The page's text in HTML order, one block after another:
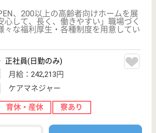
地で通勤も便利、臨床経験
職場環境を提供
勤のみ)
ジャー
休
寮あり
WEB問合せ